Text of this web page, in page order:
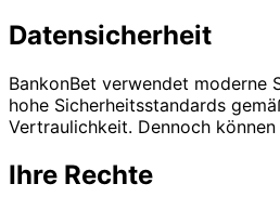
Datensicherheit
BankonBet verwendet moderne
hohe Sicherheitsstandards
Vertraulichkeit. Dennoch
Ihre Rechte